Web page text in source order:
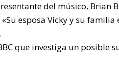
del músico, Brian
esposa Vicky y su
que investiga un posible